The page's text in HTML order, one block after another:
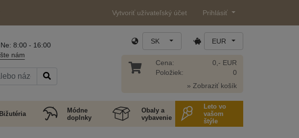
Vytvoriť užívateľský účet Prihlásiť
8:00 - 16:00
nám
SK EUR
Cena:
Položiek:
0,- EUR
0
» Zobraziť košík
Bižutéria
Módne
doplnky
Obaly a
vybavenie
Leto vo
vašom
štýle